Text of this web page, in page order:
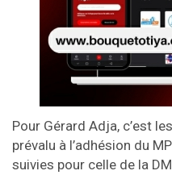
Pour Gérard Adja, c’est
prévalu à l’adhésion du
suivies pour celle de la